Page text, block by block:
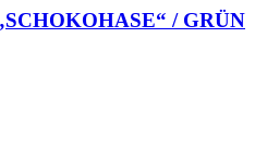
/ GRÜN